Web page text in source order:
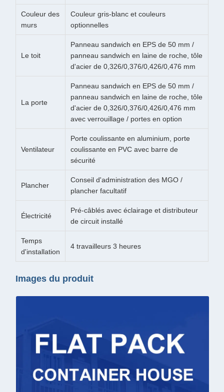
Couleur des
murs
Couleur gris-blanc et couleurs
optionnelles
Le toit
Panneau sandwich en EPS de 50 mm /
panneau sandwich en laine de roche, tôle
d'acier de 0,326/0,376/0,426/0,476 mm
La porte
Panneau sandwich en EPS de 50 mm /
panneau sandwich en laine de roche, tôle
d'acier de 0,326/0,376/0,426/0,476 mm
avec verrouillage / portes en option
Ventilateur
Porte coulissante en aluminium, porte
coulissante en PVC avec barre de
sécurité
Plancher
Conseil d'administration des MGO /
plancher facultatif
Électricité
Pré-câblés avec éclairage et distributeur
de circuit installé
Temps
d'installation
4 travailleurs 3 heures
Images du produit